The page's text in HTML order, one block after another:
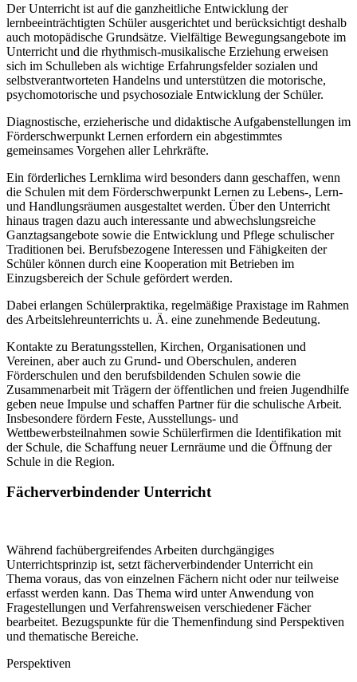
Der Unterricht ist auf die ganzheitliche Entwicklung der
lernbeeinträchtigten Schüler ausgerichtet und berücksichtigt deshalb
auch motopädische Grundsätze. Vielfältige Bewegungsangebote im
Unterricht und die rhythmisch-musikalische Erziehung erweisen
sich im Schulleben als wichtige Erfahrungsfelder sozialen und
selbstverantworteten Handelns und unterstützen die motorische,
psychomotorische und psychosoziale Entwicklung der Schüler.
Diagnostische, erzieherische und didaktische Aufgabenstellungen im
Förderschwerpunkt Lernen erfordern ein abgestimmtes
gemeinsames Vorgehen aller Lehrkräfte.
Ein förderliches Lernklima wird besonders dann geschaffen, wenn
die Schulen mit dem Förderschwerpunkt Lernen zu Lebens-, Lern-
und Handlungsräumen ausgestaltet werden. Über den Unterricht
hinaus tragen dazu auch interessante und abwechslungsreiche
Ganztagsangebote sowie die Entwicklung und Pflege schulischer
Traditionen bei. Berufsbezogene Interessen und Fähigkeiten der
Schüler können durch eine Kooperation mit Betrieben im
Einzugsbereich der Schule gefördert werden.
Dabei erlangen Schülerpraktika, regelmäßige Praxistage im Rahmen
des Arbeitslehreunterrichts u. Ä. eine zunehmende Bedeutung.
Kontakte zu Beratungsstellen, Kirchen, Organisationen und
Vereinen, aber auch zu Grund- und Oberschulen, anderen
Förderschulen und den berufsbildenden Schulen sowie die
Zusammenarbeit mit Trägern der öffentlichen und freien Jugendhilfe
geben neue Impulse und schaffen Partner für die schulische Arbeit.
Insbesondere fördern Feste, Ausstellungs- und
Wettbewerbsteilnahmen sowie Schülerfirmen die Identifikation mit
der Schule, die Schaffung neuer Lernräume und die Öffnung der
Schule in die Region.
Fächerverbindender Unterricht
Während fachübergreifendes Arbeiten durchgängiges
Unterrichtsprinzip ist, setzt fächerverbindender Unterricht ein
Thema voraus, das von einzelnen Fächern nicht oder nur teilweise
erfasst werden kann. Das Thema wird unter Anwendung von
Fragestellungen und Verfahrensweisen verschiedener Fächer
bearbeitet. Bezugspunkte für die Themenfindung sind Perspektiven
und thematische Bereiche.
Perspektiven